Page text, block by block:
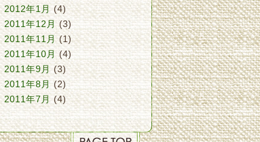
2012年1月 (4)
2011年12月(3)
2011年11月(1)
2011年10月(4)
2011年9月 (3)
2011年8月 (2)
2011年7月 (4)